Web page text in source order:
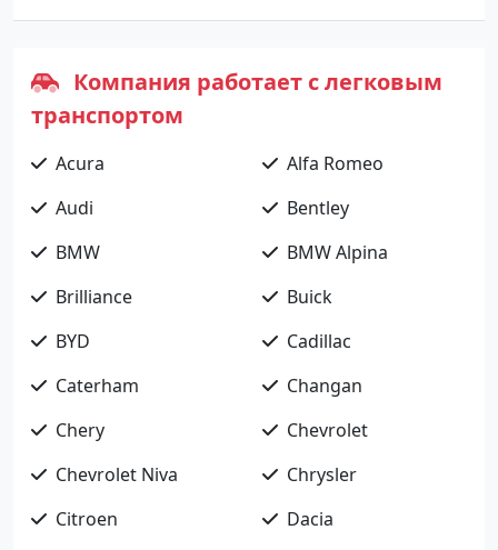
Компания работает с легковым
транспортом
Acura
Alfa Romeo
Audi
Bentley
BMW
BMW Alpina
Brilliance
Buick
BYD
Cadillac
Caterham
Changan
Chery
Chevrolet
Chevrolet Niva
Chrysler
Citroen
Dacia